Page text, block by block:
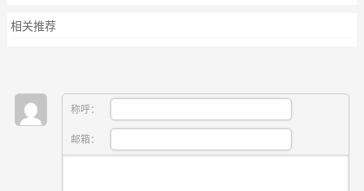
相关推荐
称呼：
邮箱：